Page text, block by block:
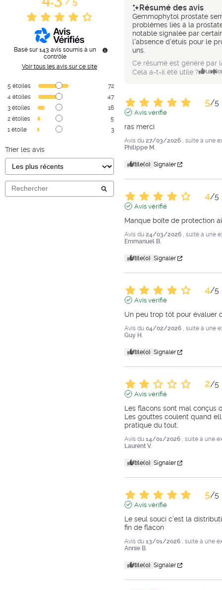
Basé sur 143 avis soumis à un
contrôle
Voir tous les avis sur ce site
5 étoiles
72
4 étoiles
47
3 étoiles
16
2 étoiles
5
1 étoile 3
Trier les avis
Résumé des avis
Gemmophytol prostate
problèmes liés à la
notable signalée par
l'absence d'étuis pour le
uns.
Ce résumé est généré par
Cela a-t-il été utile ? Oui
5/5
Avis vérifié
ras merci
Avis du 27/03/2026 , suite à une
Philippe M.
Utile(0) Signaler
4/5
Avis vérifié
Manque boîte de protection
Avis du 24/03/2026 , suite à une
Emmanuel B.
Utile(0) Signaler
4/5
Avis vérifié
Un peu trop tôt pour évaluer
Avis du 04/02/2026 , suite à une
Guy H.
Utile(0) Signaler
2/5
Avis vérifié
Les flacons sont mal conçus
Les gouttes coulent quand
pratique du tout.
Avis du 14/01/2026 , suite à une
Laurent V.
Utile(0) Signaler
5/5
Avis vérifié
Le seul souci c’est la
fin de flacon
Avis du 13/01/2026 , suite à une
Annie B.
Utile(0) Signaler